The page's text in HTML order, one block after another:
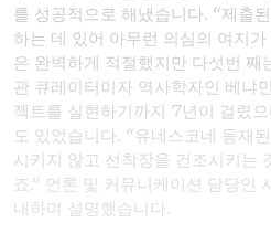
를 성공적으로 해냈습니다. “제출
하는 데 있어 아무런 의심의 여지
은 완벽하게 적절했지만 다섯번 째
관 큐레이터이자 역사학자인 베냐
젝트를 실현하기까지 7년이 걸렸
도 있었습니다. “유네스코네 등재
시키지 않고 선착장을 건조시키는
죠.” 언론 및 커뮤니케이션 담당인
내하며 설명했습니다.